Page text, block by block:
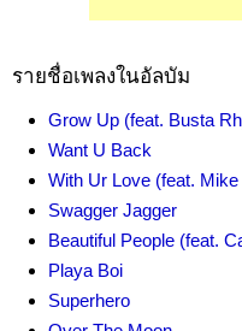
รายชื่อเพลงในอัลบัม
Grow Up (feat. Busta
Want U Back
With Ur Love (feat.
Swagger Jagger
Beautiful People (feat.
Playa Boi
Superhero